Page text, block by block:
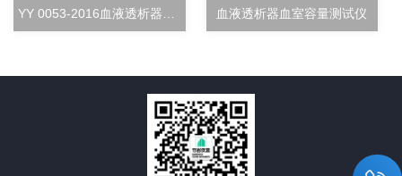
YY 0053-2016血液透析器超滤率测试仪 血液透析器血室容量测试仪